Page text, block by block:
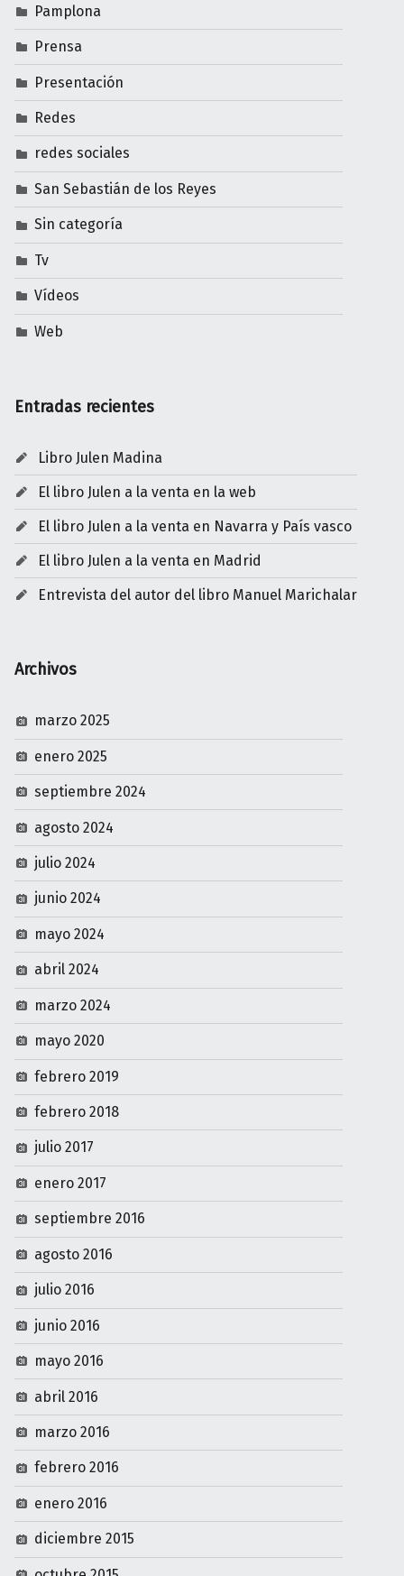
Prensa
Presentación
Redes
redes sociales
San Sebastián de los Reyes
Sin categoría
Tv
Vídeos
Web
Entradas recientes
Libro Julen Madina
El libro Julen a la venta en la web
El libro Julen a la venta en Navarra y País vasco
El libro Julen a la venta en Madrid
Entrevista del autor del libro Manuel Marichalar
Archivos
marzo 2025
enero 2025
septiembre 2024
agosto 2024
julio 2024
junio 2024
mayo 2024
abril 2024
marzo 2024
mayo 2020
febrero 2019
febrero 2018
julio 2017
enero 2017
septiembre 2016
agosto 2016
julio 2016
junio 2016
mayo 2016
abril 2016
marzo 2016
febrero 2016
enero 2016
diciembre 2015
octubre 2015